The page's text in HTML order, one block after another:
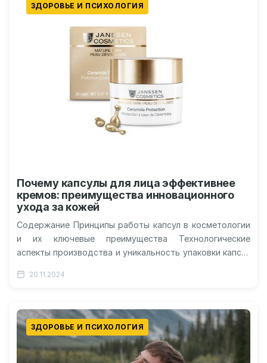
ЗДОРОВЬЕ И ПСИХОЛОГИЯ
Почему капсулы для лица эффективнее
кремов: преимущества инновационного
ухода за кожей
Содержание Принципы работы капсул в косметологии
и их ключевые преимущества Технологические
аспекты производства и уникальность упаковки капсул
традиционных кремов Научное объяснение…
20.11.2024
ЗДОРОВЬЕ И ПСИХОЛОГИЯ